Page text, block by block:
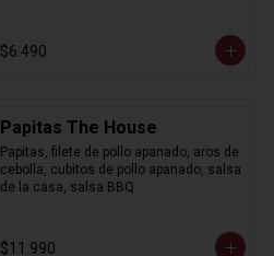
$6.490
Papitas The House
Papitas, filete de pollo apanado, aros de
cebolla, cubitos de pollo apanado, salsa
de la casa, salsa BBQ
$11.990